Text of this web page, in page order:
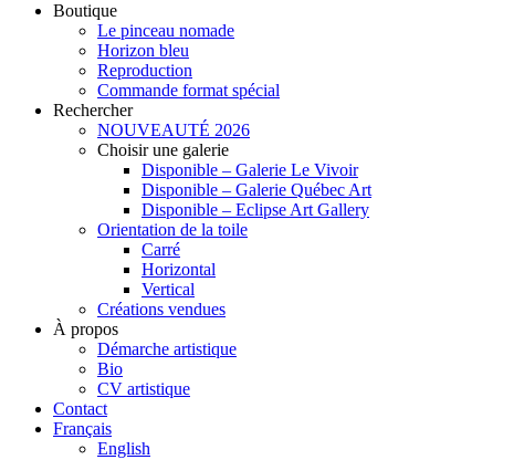
Boutique
Le pinceau nomade
Horizon bleu
Reproduction
Commande format spécial
Rechercher
NOUVEAUTÉ 2026
Choisir une galerie
Disponible – Galerie Le Vivoir
Disponible – Galerie Québec Art
Disponible – Eclipse Art Gallery
Orientation de la toile
Carré
Horizontal
Vertical
Créations vendues
À propos
Démarche artistique
Bio
CV artistique
Contact
Français
English